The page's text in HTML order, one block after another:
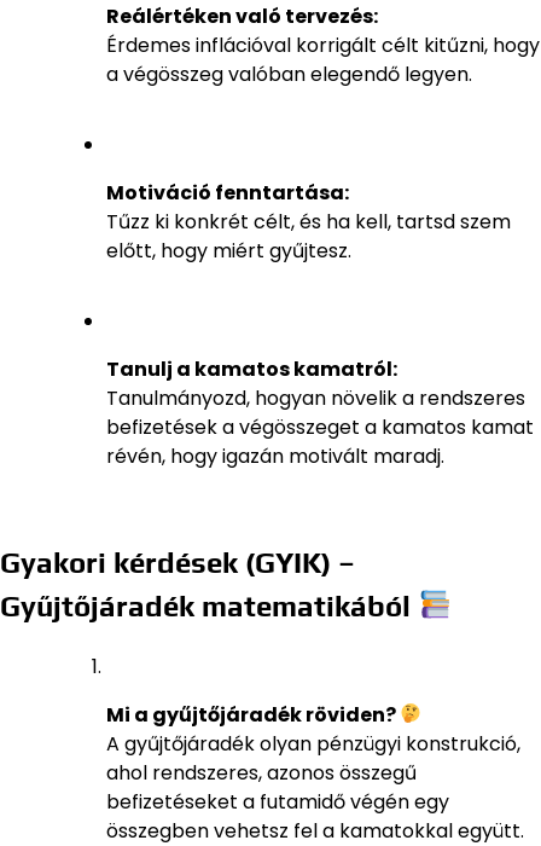
Reálértéken való tervezés:
Érdemes inflációval korrigált célt kitűzni, hogy
a végösszeg valóban elegendő legyen.
Motiváció fenntartása:
Tűzz ki konkrét célt, és ha kell, tartsd szem
előtt, hogy miért gyűjtesz.
Tanulj a kamatos kamatról:
Tanulmányozd, hogyan növelik a rendszeres
befizetések a végösszeget a kamatos kamat
révén, hogy igazán motivált maradj.
Gyakori kérdések (GYIK) –
Gyűjtőjáradék matematikából
Mi a gyűjtőjáradék röviden?
A gyűjtőjáradék olyan pénzügyi konstrukció,
ahol rendszeres, azonos összegű
befizetéseket a futamidő végén egy
összegben vehetsz fel a kamatokkal együtt.